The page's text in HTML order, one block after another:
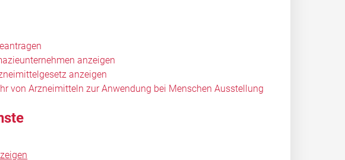
anzeigen
anzeigen
von Arzneimitteln zur Anwendung bei Menschen Ausstellung